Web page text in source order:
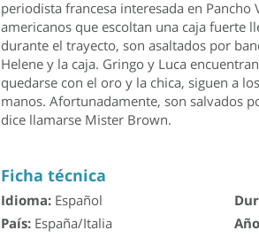
periodista francesa interesada en
americanos que escoltan una caja fuerte
durante el trayecto, son asaltados por
Helene y la caja. Gringo y Luca
quedarse con el oro y la chica, siguen a
manos. Afortunadamente, son salvados
dice llamarse Mister Brown.
Ficha técnica
Idioma: Español
País: España/Italia